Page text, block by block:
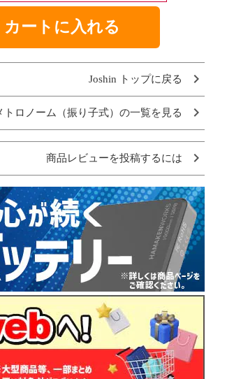
カートに入れる
Joshin トップに戻る
トロノーム（振り子式）の一覧を見る
商品レビューを投稿するには